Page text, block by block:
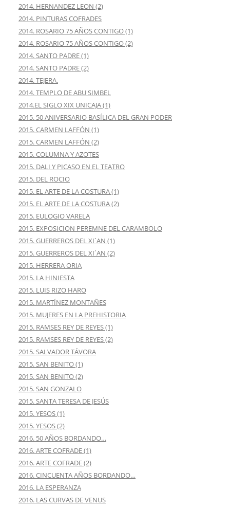
2014. HERNANDEZ LEON (2)
2014. PINTURAS COFRADES
2014. ROSARIO 75 AÑOS CONTIGO (1)
2014. ROSARIO 75 AÑOS CONTIGO (2)
2014. SANTO PADRE (1)
2014. SANTO PADRE (2)
2014. TEJERA.
2014. TEMPLO DE ABU SIMBEL
2014.EL SIGLO XIX UNICAJA (1)
2015. 50 ANIVERSARIO BASÍLICA DEL GRAN PODER
2015. CARMEN LAFFÓN (1)
2015. CARMEN LAFFÓN (2)
2015. COLUMNA Y AZOTES
2015. DALI Y PICASO EN EL TEATRO
2015. DEL ROCIO
2015. EL ARTE DE LA COSTURA (1)
2015. EL ARTE DE LA COSTURA (2)
2015. EULOGIO VARELA
2015. EXPOSICION PEREMNE DEL CARAMBOLO
2015. GUERREROS DEL XI´AN (1)
2015. GUERREROS DEL XI´AN (2)
2015. HERRERA ORIA
2015. LA HINIESTA
2015. LUIS RIZO HARO
2015. MARTÍNEZ MONTAÑES
2015. MUJERES EN LA PREHISTORIA
2015. RAMSES REY DE REYES (1)
2015. RAMSES REY DE REYES (2)
2015. SALVADOR TÁVORA
2015. SAN BENITO (1)
2015. SAN BENITO (2)
2015. SAN GONZALO
2015. SANTA TERESA DE JESÚS
2015. YESOS (1)
2015. YESOS (2)
2016. 50 AÑOS BORDANDO…
2016. ARTE COFRADE (1)
2016. ARTE COFRADE (2)
2016. CINCUENTA AÑOS BORDANDO…
2016. LA ESPERANZA
2016. LAS CURVAS DE VENUS